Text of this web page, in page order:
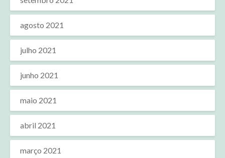
agosto 2021
julho 2021
junho 2021
maio 2021
abril 2021
março 2021